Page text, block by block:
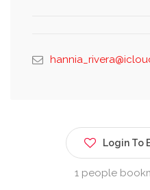
Login To
1 people